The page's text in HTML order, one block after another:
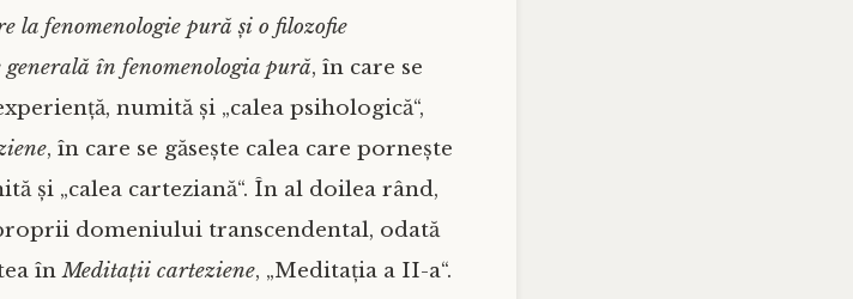
la fenomenologie pură și o filozofie
în fenomenologia pură, în care se
numită și „calea psihologică“,
, în care se găsește calea care pornește
și „calea carteziană“. În al doilea rând,
domeniului transcendental, odată
înMeditații carteziene, „Meditația a II-a“.